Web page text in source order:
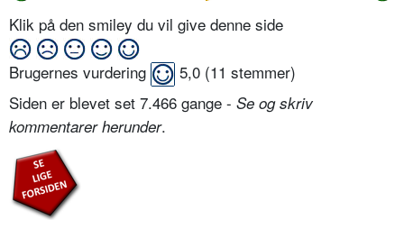
Klik på den smiley du vil give denne side
Brugernes vurdering 5,0 (11 stemmer)
Siden er blevet set 7.466 gange - Se og skriv
kommentarer herunder.